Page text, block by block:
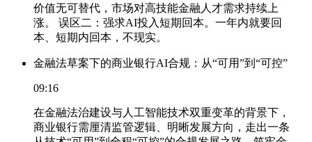
价值无可替代，市场对高技能金融人才需求持续上
涨。 误区二：强求AI投入短期回本。一年内就要回
本、短期内回本，不现实。
金融法草案下的商业银行AI合规：从“可用”到“可控”
09:16
在金融法治建设与人工智能技术双重变革的背景下，
商业银行需厘清监管逻辑、明晰发展方向，走出一条